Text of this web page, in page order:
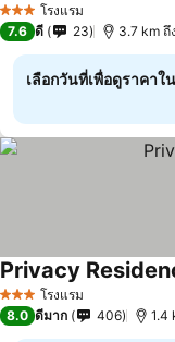
3 ดาว โรงแรม
7.6 ดี 23 3.7 km ถึ
เลือกวันที่เพื่อดูราคา
3 ดาว โรงแรม
Privacy
8.0 ดีมาก 406 1.4